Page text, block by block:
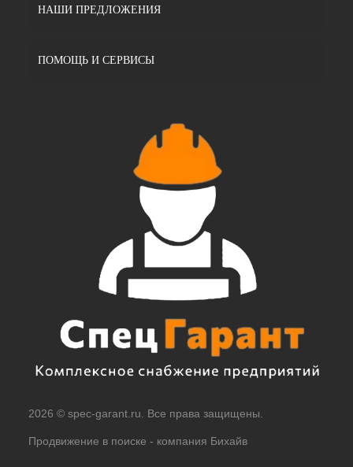
НАШИ ПРЕДЛОЖЕНИЯ
ПОМОЩЬ И СЕРВИСЫ
2026 © spec-garant.ru. Все права защищены.
Продвижение в поиске - компания Бихайв